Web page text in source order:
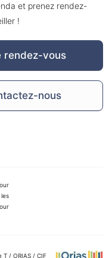
et prenez rendez-
!
rendez-vous
nous
T / ORIAS / CIF